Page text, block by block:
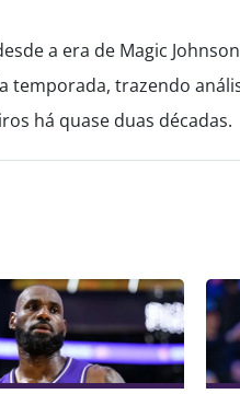
a era de Magic
temporada, trazendo
há quase duas décadas.